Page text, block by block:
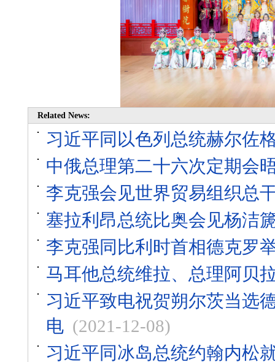
Related News:
习近平同以色列总统赫尔佐
中俄总理第二十六次定期会
李克强会见世界贸易组织总
塞拉利昂总统比奥会见杨洁
李克强同比利时首相德克罗
马耳他总统维拉、总理阿贝
习近平致电祝贺朔尔茨当选
电 (2021-12-08)
习近平同冰岛总统约翰内松